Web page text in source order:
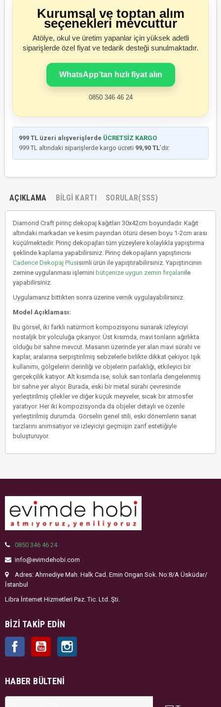
Kurumsal ve toptan alım
seçenekleri mevcuttur
Atölye, okul ve üretim yapanlar için yüksek adetli
siparişlerde özel fiyat ve tedarik desteği sunulmaktadır.
WhatsApp’tan hızlı fiyat alın
0850 346 46 24
999 TL üzeri alışverişlerde ÜCRETSİZ KARGO
999 TL altındaki siparişlerde kargo ücreti 99,90 TL’dir.
AÇIKLAMA BILGI KARTI SORULAR(SSS)
Diamond Craft pirinç dekopaj kağıtları 30x42cm boyundadır. Kağıt
altındaki markadan ve kesim payından ötürü desen boyu 1-2cm arası
küçülmektedir. Pirinç dekopajları tüm yüzeylere kolaylıkla yapıştırma
şeklinde kaplama yapabilirsiniz. Pirinç dekopajların yapıştırıcısı
Cadence Dekopaj Plusisimli ürün ile yapıştırabilirsiniz. Yapıştırıcının
zemine uygulanması işlemini bütçenize uygun zemin fırçalarıile
yapabilirsiniz.
Uygulamanız bittikten sonra üzerine vernik uygulayabilirsiniz.
Model Açıklaması:
Bu görsel, iki farklı natürmort kompozisyonu sunarak izleyiciyi
nostaljik bir yolculuğa çıkarıyor. Üst kısımda, mavi tonların ağırlıkta
olduğu bir sahne mevcut. Masanın üzerinde yer alan mavi sürahi ve
kaplar, aralarına serpiştirilmiş sebzelerle birlikte dikkat çekiyor. Işık
kullanımı, gölgelerin derinliği ve objelerin parlaklığı, etkileyici bir
gerçekçilik katıyor. Alt kısımda ise, soluk sarı tonlarla dengelenmiş
bir sahne yer alıyor. Burada, eski bir metal sürahi çevresinde
yerleştirilmiş çilekler ve diğer küçük meyveler, sıcak bir atmosfer
yaratıyor. Her iki kompozisyonda da objeler detaylı ve özenle
yerleştirilmiş durumda. Görselin genel stili, eski dönemlerin sanat
tarzlarını anımsatıyor ve izleyiciyi geçmişin zarif estetiğiyle
buluşturuyor.
0850 346 46 24
info@evimdehobi.com
Adres: Ahmediye Mah. Halk Cad. Emin Ongan Sok. No:8/A Üsküdar/
İstanbul
Libra İnternet Hizmetleri Paz. Tic. Ltd. Şti.
BIZI TAKIP EDIN
Facebook YouTube
HABER BÜLTENI